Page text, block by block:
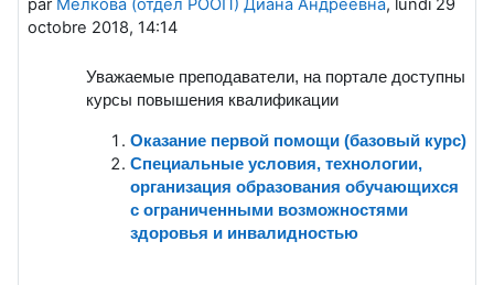
par Мелкова (отдел РООП) Диана Андреевна, lundi 29
octobre 2018, 14:14
Уважаемые преподаватели, на портале доступны
курсы повышения квалификации
Оказание первой помощи (базовый курс)
Специальные условия, технологии,
организация образования обучающихся
с ограниченными возможностями
здоровья и инвалидностью